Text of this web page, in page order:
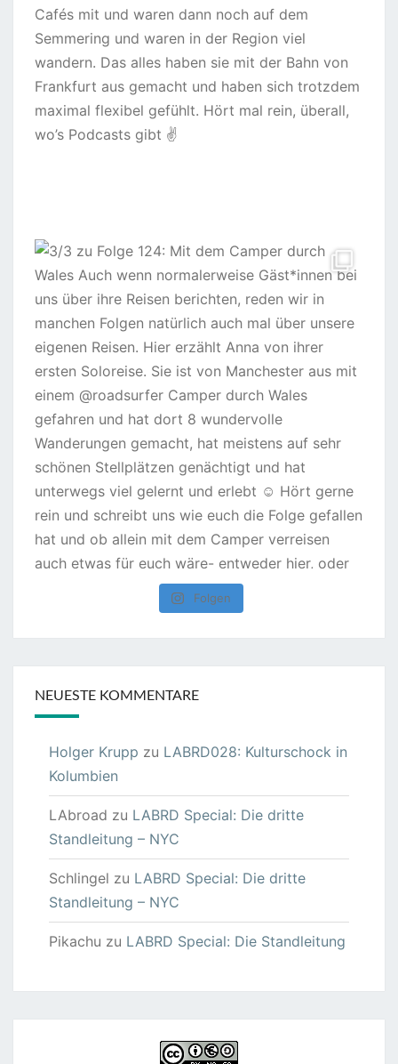
Folgen
NEUESTE KOMMENTARE
Holger Krupp zu LABRD028: Kulturschock in
Kolumbien
LAbroad zu LABRD Special: Die dritte
Standleitung – NYC
Schlingel zu LABRD Special: Die dritte
Standleitung – NYC
Pikachu zu LABRD Special: Die Standleitung